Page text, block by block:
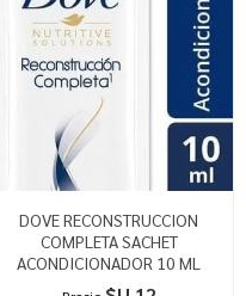
DOVE RECONSTRUCCION
COMPLETA SACHET
ACONDICIONADOR 10 ML